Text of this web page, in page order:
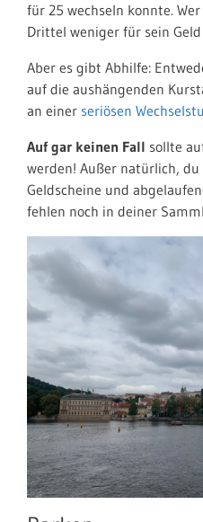
für 25 wechseln konnte.
Drittel weniger für sein
Aber es gibt Abhilfe:
auf die aushängenden
an einer seriösen
Auf gar keinen Fall sollte
werden! Außer natürlich,
Geldscheine und
fehlen noch in deiner